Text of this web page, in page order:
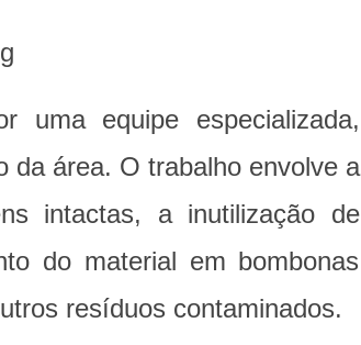
uma equipe especializada,
da área. O trabalho envolve a
intactas, a inutilização de
do material em bombonas
resíduos contaminados.